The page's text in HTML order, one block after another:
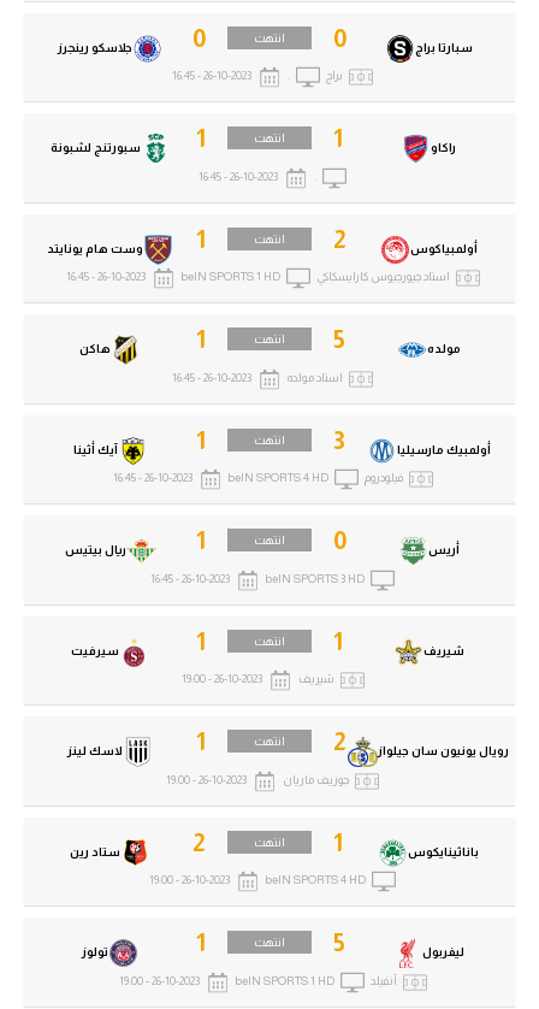
ليفربول 5 انتهت
تولوز 1
آنفيلد beIN SPORTS 1 HD
26-10-2023 - 19:00
باناثينايكوس 1 انتهت
ستاد رين 2
beIN SPORTS 4 HD
26-10-2023 - 19:00
رويال يونيون سان جيلواز 2 انتهت
لاسك لينز 1
جوزيف ماريان 26-10-2023 - 19:00
شيريف 1 انتهت
سيرفيت 1
شيريف 26-10-2023 - 19:00
أريس 0 انتهت
ريال بيتيس 1
beIN SPORTS 3 HD
26-10-2023 - 16:45
أولمبيك مارسيليا 3 انتهت
آيك أثينا 1
فيلودروم beIN SPORTS 4 HD
26-10-2023 - 16:45
مولده 5 انتهت
هاكن 1
استاد مولده 26-10-2023 - 16:45
أولمبياكوس 2 انتهت
وست هام يونايتد 1
استاد جيورجيوس كارايسكاكي beIN SPORTS 1 HD
26-10-2023 - 16:45
راكاو 1 انتهت
سبورتنج لشبونة 1
26-10-2023 - 16:45
سبارتا براج 0 انتهت
جلاسكو رينجرز 0
براج 26-10-2023 - 16:45